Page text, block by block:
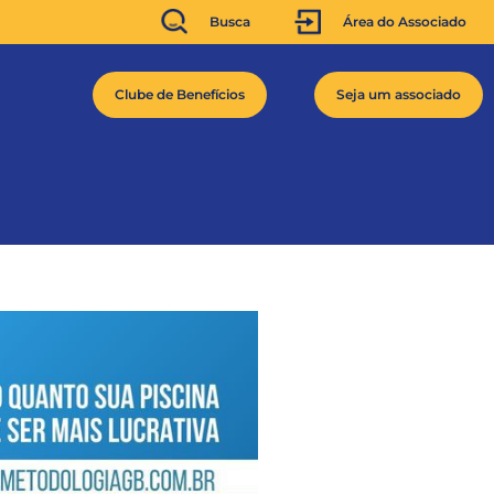
Busca Área do Associado
Clube de Benefícios Seja um associado